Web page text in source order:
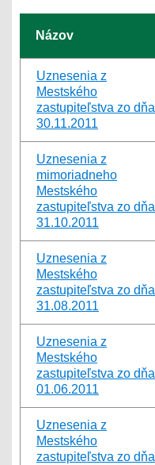
Názov
Uznesenia z
Mestského
zastupiteľstva zo dňa
30.11.2011
Uznesenia z
mimoriadneho
Mestského
zastupiteľstva zo dňa
31.10.2011
Uznesenia z
Mestského
zastupiteľstva zo dňa
31.08.2011
Uznesenia z
Mestského
zastupiteľstva zo dňa
01.06.2011
Uznesenia z
Mestského
zastupiteľstva zo dňa